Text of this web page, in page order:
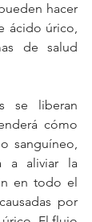
hacer
ácido úrico,
de salud
se liberan
cómo
sanguíneo,
a aliviar la
en todo el
por